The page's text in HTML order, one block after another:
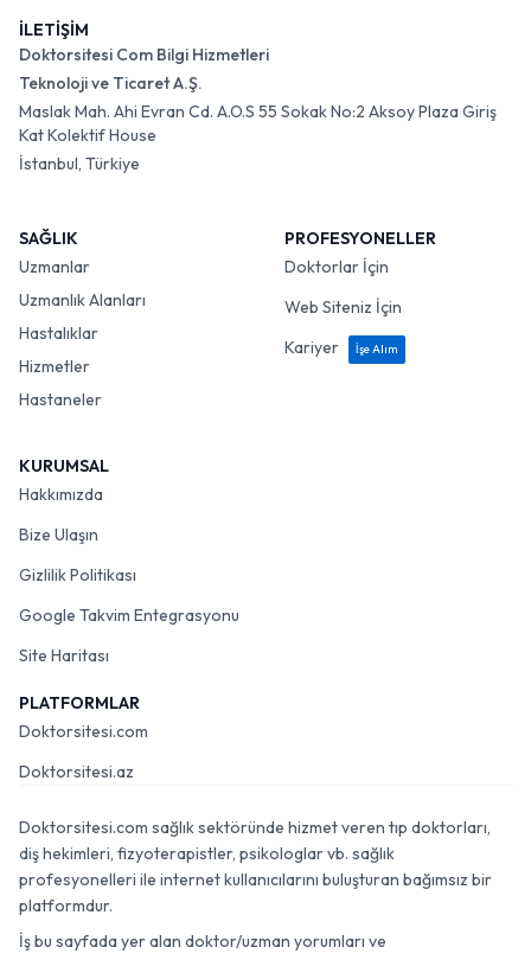
İLETİŞİM
Doktorsitesi Com Bilgi Hizmetleri
Teknoloji ve Ticaret A.Ş.
Maslak Mah. Ahi Evran Cd. A.O.S 55 Sokak No:2 Aksoy Plaza Giriş
Kat Kolektif House
İstanbul, Türkiye
SAĞLIK
Uzmanlar
Uzmanlık Alanları
Hastalıklar
Hizmetler
Hastaneler
PROFESYONELLER
Doktorlar İçin
Web Siteniz İçin
Kariyer
İşe Alım
KURUMSAL
Hakkımızda
Bize Ulaşın
Gizlilik Politikası
Google Takvim Entegrasyonu
Site Haritası
PLATFORMLAR
Doktorsitesi.com
Doktorsitesi.az
Doktorsitesi.com sağlık sektöründe hizmet veren tıp doktorları,
diş hekimleri, fizyoterapistler, psikologlar vb. sağlık
profesyonelleri ile internet kullanıcılarını buluşturan bağımsız bir
platformdur.
İş bu sayfada yer alan doktor/uzman yorumları ve